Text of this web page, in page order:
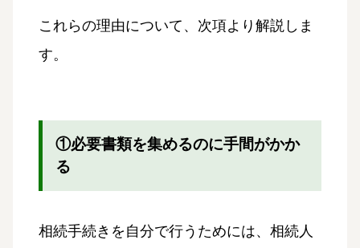
これらの理由について、次項より解説しま
す。
①必要書類を集めるのに手間がかか
る
相続手続きを自分で行うためには、相続人